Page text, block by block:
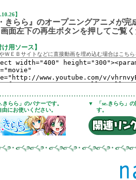
】
・きらら』のオープニングアニメが完
面左下の再生ボタンを押してご覧
け用ソース】
ＷＥＢサイトなどに直接動画を埋め込む場合はこち
きらら」のバナーです。
由にお使いください。
▼
「se.きらら」
す。